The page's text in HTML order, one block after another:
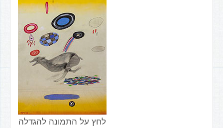
לחץ על התמונה להגדלה